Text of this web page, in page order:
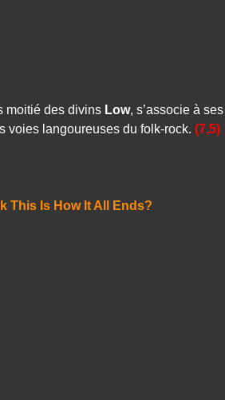
moitié des divins Low, s’associe à
voies langoureuses du folk-rock. (7,5)
This Is How It All Ends?